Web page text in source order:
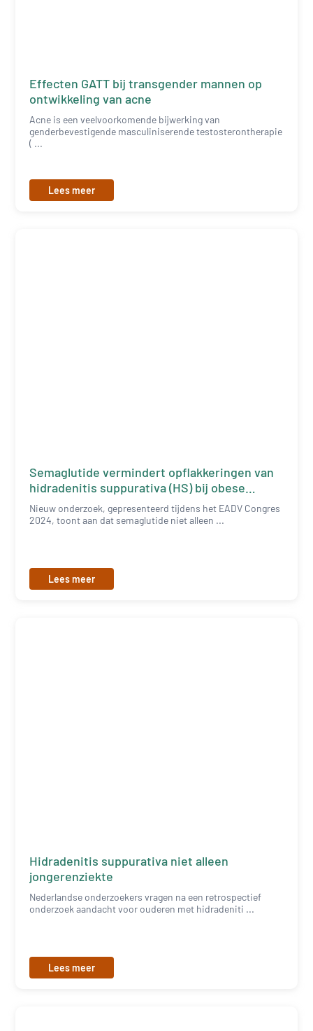
Effecten GATT bij transgender mannen op
ontwikkeling van acne
Acne is een veelvoorkomende bijwerking van
genderbevestigende masculiniserende testosterontherapie
( ...
Lees meer
Semaglutide vermindert opflakkeringen van
hidradenitis suppurativa (HS) bij obese
patiënten.
Nieuw onderzoek, gepresenteerd tijdens het EADV Congres
2024, toont aan dat semaglutide niet alleen ...
Lees meer
Hidradenitis suppurativa niet alleen
jongerenziekte
Nederlandse onderzoekers vragen na een retrospectief
onderzoek aandacht voor ouderen met hidradeniti ...
Lees meer